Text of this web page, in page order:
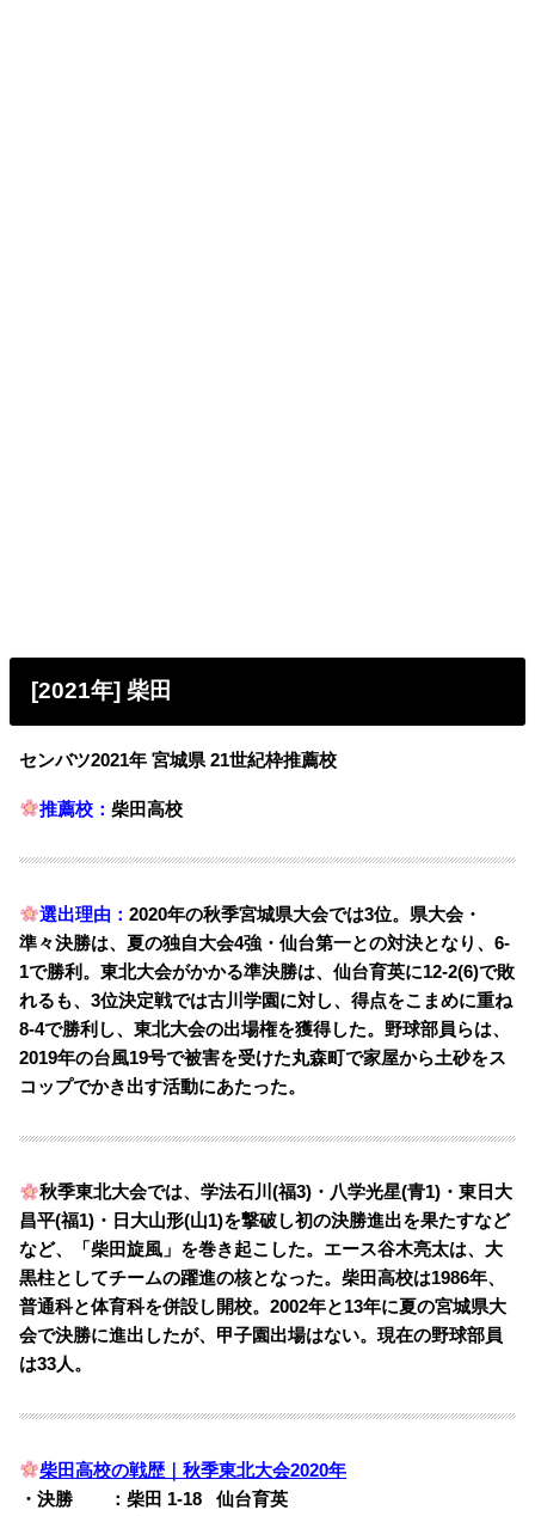
[2021年] 柴田
センバツ2021年 宮城県 21世紀枠推薦校
推薦校：柴田高校
選出理由：2020年の秋季宮城県大会では3位。県大会・
準々決勝は、夏の独自大会4強・仙台第一との対決となり、6-
1で勝利。東北大会がかかる準決勝は、仙台育英に12-2(6)で敗
れるも、3位決定戦では古川学園に対し、得点をこまめに重ね
8-4で勝利し、東北大会の出場権を獲得した。野球部員らは、
2019年の台風19号で被害を受けた丸森町で家屋から土砂をス
コップでかき出す活動にあたった。
秋季東北大会では、学法石川(福3)・八学光星(青1)・東日大
昌平(福1)・日大山形(山1)を撃破し初の決勝進出を果たすなど
など、「柴田旋風」を巻き起こした。エース谷木亮太は、大
黒柱としてチームの躍進の核となった。柴田高校は1986年、
普通科と体育科を併設し開校。2002年と13年に夏の宮城県大
会で決勝に進出したが、甲子園出場はない。現在の野球部員
は33人。
柴田高校の戦歴｜秋季東北大会2020年
・決勝 ：柴田 1-18
仙台育英